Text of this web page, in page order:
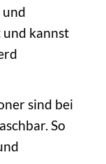
und
und kannst
sind bei
So